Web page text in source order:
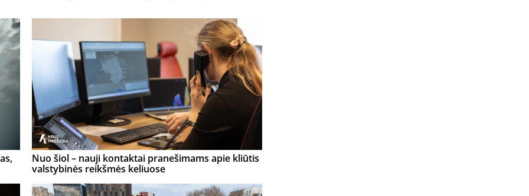
Nuo šiol – nauji kontaktai pranešimams apie kliūtis
valstybinės reikšmės keliuose